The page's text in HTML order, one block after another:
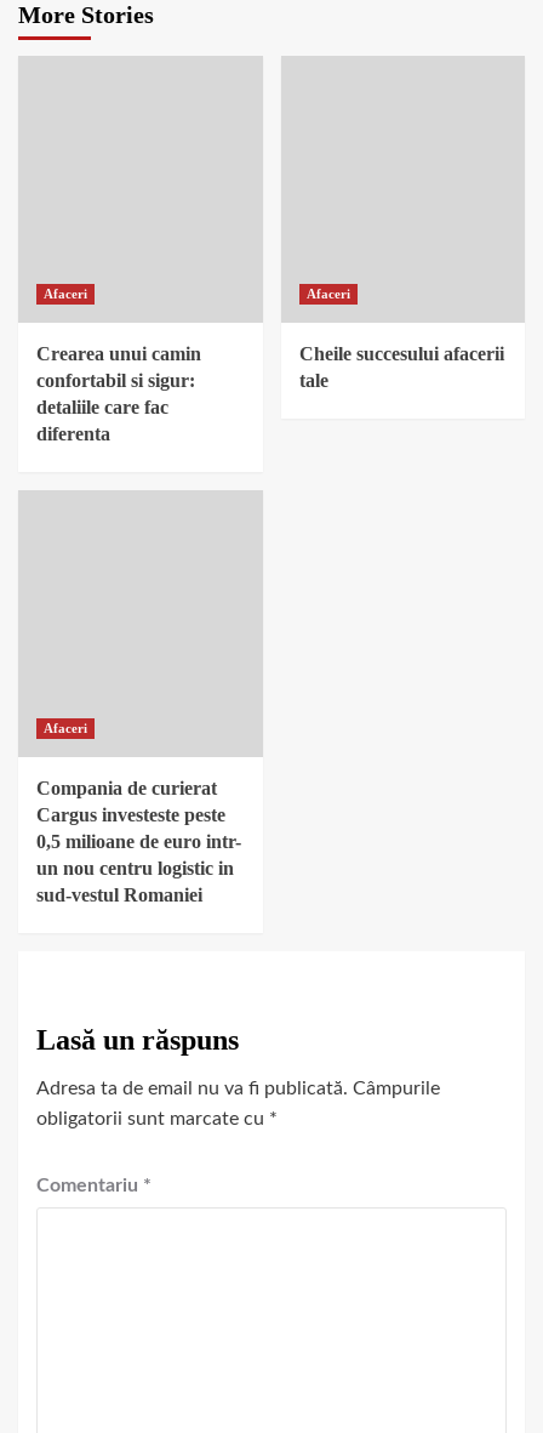
More Stories
Afaceri
Crearea unui camin
confortabil si sigur:
detaliile care fac
diferenta
Afaceri
Cheile succesului afacerii
tale
Afaceri
Compania de curierat
Cargus investeste peste
0,5 milioane de euro intr-
un nou centru logistic in
sud-vestul Romaniei
Lasă un răspuns
Adresa ta de email nu va fi publicată. Câmpurile
obligatorii sunt marcate cu *
Comentariu *